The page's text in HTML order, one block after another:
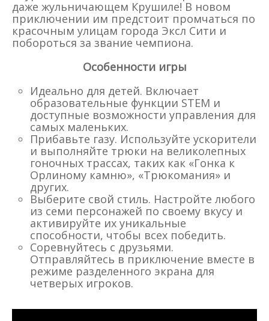
даже жульничающем Крушиле! В новом
приключении им предстоит промчаться по
красочным улицам города Эксл Сити и
побороться за звание чемпиона.
Особенности игры
Идеально для детей. Включает
образовательные функции STEM и
доступные возможности управления для
самых маленьких.
Прибавьте газу. Используйте ускорители
и выполняйте трюки на великолепных
гоночных трассах, таких как «Гонка к
Орлиному камню», «Трюкомания» и
других.
Выберите свой стиль. Настройте любого
из семи персонажей по своему вкусу и
активируйте их уникальные
способности, чтобы всех победить.
Соревнуйтесь с друзьями.
Отправляйтесь в приключение вместе в
режиме разделенного экрана для
четверых игроков.